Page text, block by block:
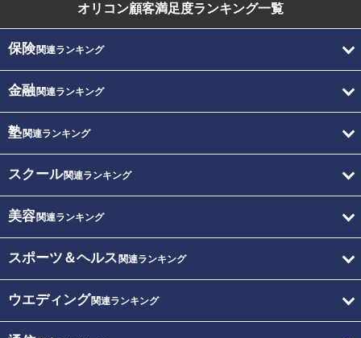
オリコン顧客満足度ランキング一覧
保険関連ランキング
金融関連ランキング
塾関連ランキング
スクール関連ランキング
美容関連ランキング
スポーツ＆ヘルス 関連ランキング
ウエディング関連ランキング